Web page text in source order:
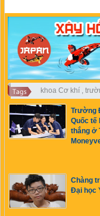
khoa Cơ khí ,
Trường
Quốc tế
thắng ở
Chàng
Đại học